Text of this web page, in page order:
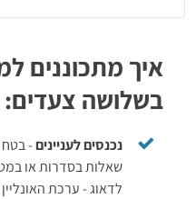
איך מתכוננים
בשלושה צעדים:
נכנסים לעניינים-
שאלות בסדרות או
לדאוג - ערכת